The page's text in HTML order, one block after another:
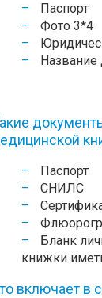
Паспорт
Фото 3*4
Название
Паспорт
СНИЛС
Бланк
книжки
включает в